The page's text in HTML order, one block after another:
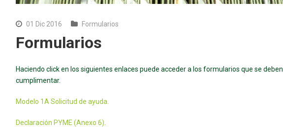
01 Dic 2016 Formularios
Formularios
Haciendo click en los siguientes enlaces puede acceder a los formularios que se deben
cumplimentar.
Modelo 1A Solicitud de ayuda.
Declaración PYME (Anexo 6).